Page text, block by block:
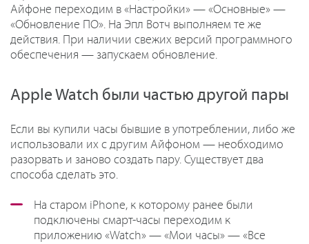
Айфоне переходим в «Настройки» — «Основные» —
«Обновление ПО». На Эпл Вотч выполняем те же
действия. При наличии свежих версий программного
обеспечения — запускаем обновление.
Apple Watch были частью другой пары
Если вы купили часы бывшие в употреблении, либо же
использовали их с другим Айфоном — необходимо
разорвать и заново создать пару. Существует два
способа сделать это.
На старом iPhone, к которому ранее были
подключены смарт-часы переходим к
приложению «Watch» — «Мои часы» — «Все